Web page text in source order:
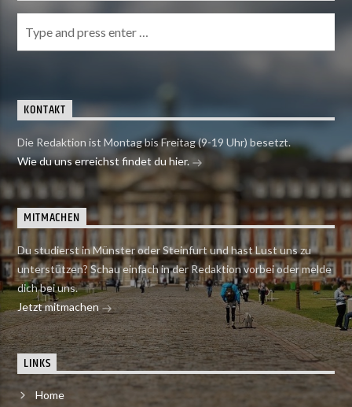
KONTAKT
Die Redaktion ist Montag bis Freitag (9-19 Uhr) besetzt.
Wie du uns erreichst findet du hier.
MITMACHEN
Du studierst in Münster oder Steinfurt und hast Lust uns zu
unterstützen? Schau einfach in der Redaktion vorbei oder melde
dich bei uns.
Jetzt mitmachen
LINKS
Home